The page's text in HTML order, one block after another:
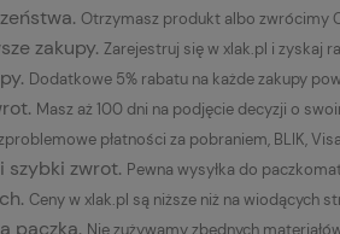
. Otrzymasz produkt albo zwrócimy
zakupy. Zarejestruj się w xlak.pl i zyskaj
Dodatkowe 5% rabatu na każde zakupy
Masz aż 100 dni na podjęcie decyzji o
płatności za pobraniem, BLIK,
szybki zwrot. Pewna wysyłka do
Ceny w xlak.pl są niższe niż na wiodących
paczka.